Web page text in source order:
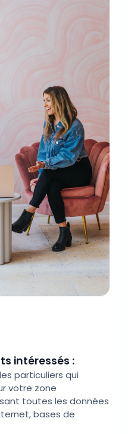
intéressés :
particuliers qui
votre zone
toutes les données
bases de